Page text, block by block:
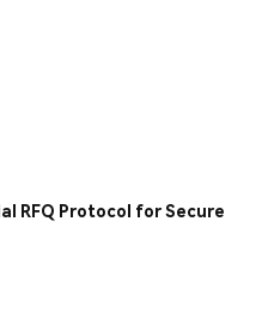
RFQ Protocol for Secure